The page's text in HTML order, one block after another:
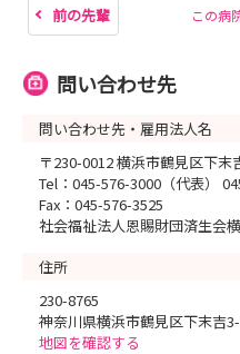
前の先輩 この病
問い合わせ先
問い合わせ先・雇用法人名
〒230-0012 横浜市鶴見区下末
Tel：045-576-3000（代表）
Fax：045-576-3525
社会福祉法人恩賜財団済生
住所
230-8765
神奈川県横浜市鶴見区下末
地図を確認する